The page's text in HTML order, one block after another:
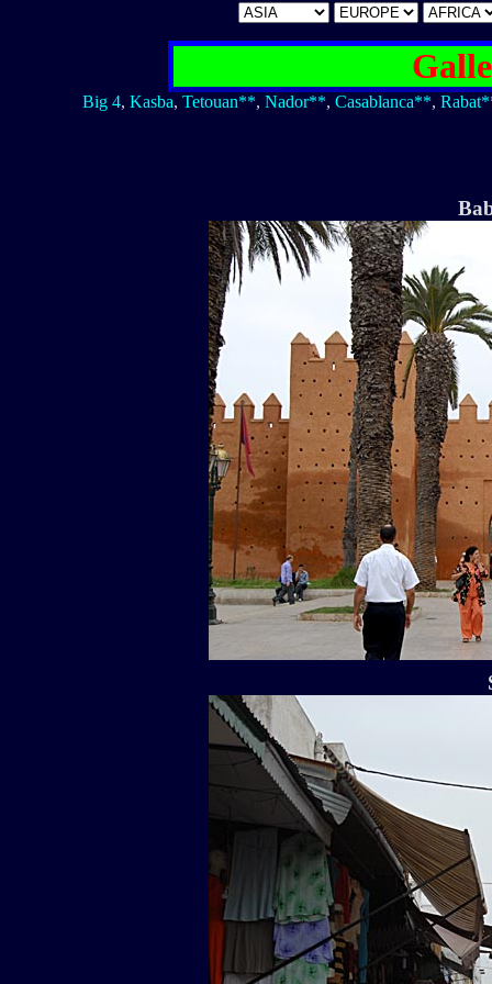
Big 4, Kasba, Tetouan**, Nador**, Casablanca**,